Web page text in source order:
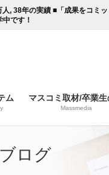
, 38年の実績 ■「成果をコミ
です！
ム マスコミ取材/卒業
Massmedia
ログ